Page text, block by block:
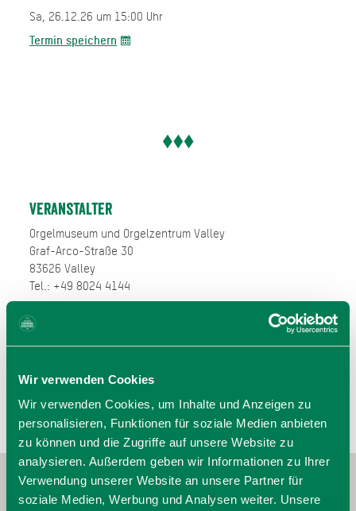
Wir verwenden Cookies
Wir verwenden Cookies, um Inhalte und Anzeigen zu
personalisieren, Funktionen für soziale Medien anbieten
zu können und die Zugriffe auf unsere Website zu
analysieren. Außerdem geben wir Informationen zu Ihrer
Verwendung unserer Website an unsere Partner für
soziale Medien, Werbung und Analysen weiter. Unsere
Sa, 26.12.26 um 15:00 Uhr
Termin speichern
Veranstalter
Orgelmuseum und Orgelzentrum Valley
Graf-Arco-Straße 30
83626 Valley
Tel.: +49 8024 4144
E-Mail verfassen